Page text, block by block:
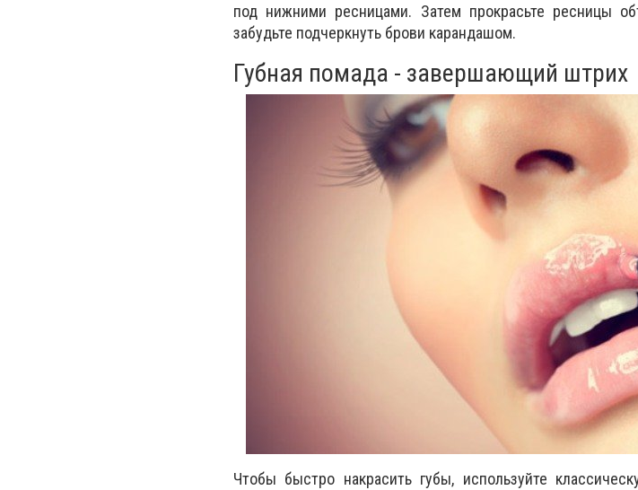
под нижними ресницами. Затем прокрасьте ресницы
забудьте подчеркнуть брови карандашом.
Губная помада - завершающий штрих
Чтобы быстро накрасить губы, используйте